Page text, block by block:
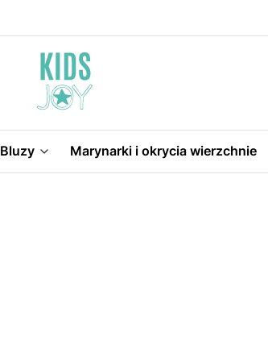
Bluzy Marynarki i okrycia wierzchnie